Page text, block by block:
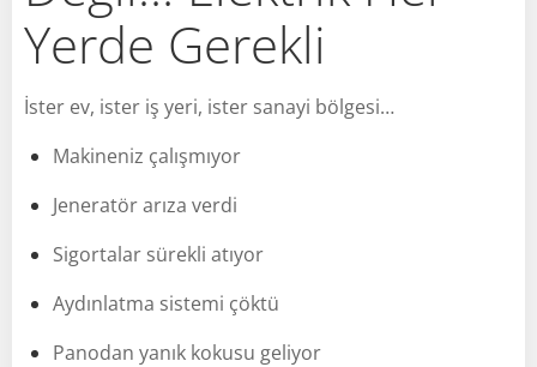
Yerde Gerekli
İster ev, ister iş yeri, ister sanayi bölgesi…
Makineniz çalışmıyor
Jeneratör arıza verdi
Sigortalar sürekli atıyor
Aydınlatma sistemi çöktü
Panodan yanık kokusu geliyor